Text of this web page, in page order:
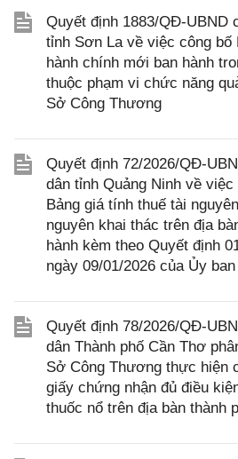
Quyết định 1883/QĐ-UBND
tỉnh Sơn La về việc công bố
hành chính mới ban hành
thuộc phạm vi chức năng
Sở Công Thương
Quyết định 72/2026/QĐ-
dân tỉnh Quảng Ninh về
Bảng giá tính thuế tài
nguyên khai thác trên địa
hành kèm theo Quyết định
ngày 09/01/2026 của Ủy
Quyết định 78/2026/QĐ-
dân Thành phố Cần Thơ
Sở Công Thương thực hiện
giấy chứng nhận đủ điều
thuốc nổ trên địa bàn thành